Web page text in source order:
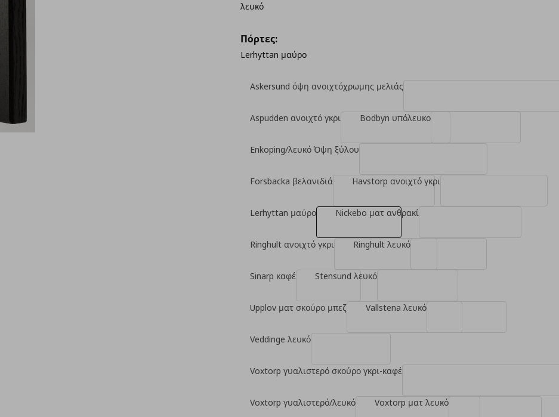
λευκό
Πόρτες:
Lerhyttan μαύρο
Askersund όψη ανοιχτόχρωμης μελιάς
Aspudden ανοιχτό γκρι Bodbyn υπόλευκο
Enkoping/λευκό Όψη ξύλου
Forsbacka βελανιδιά Havstorp ανοιχτό γκρι
Lerhyttan μαύρο Nickebo ματ ανθρακί
Ringhult ανοιχτό γκρι Ringhult λευκό
Sinarp καφέ Stensund λευκό
Upplov ματ σκούρο μπεζ Vallstena λευκό
Veddinge λευκό
Voxtorp γυαλιστερό σκούρο γκρι-καφέ
Voxtorp γυαλιστερό/λευκό Voxtorp ματ λευκό